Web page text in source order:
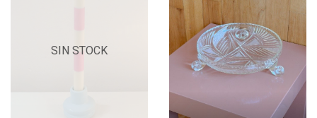
SIN STOCK